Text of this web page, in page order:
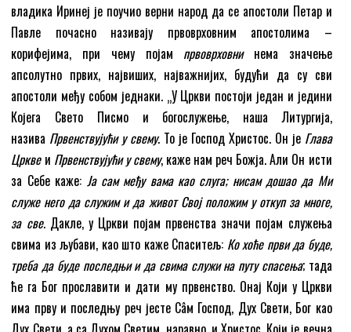
владика Иринеј је поучио верни народ да се апостоли Петар и
Павле почасно називају првоврховним апостолима –
корифејима, при чему појам првоврховнинема значење
апсолутно првих, највиших, најважнијих, будући да су сви
апостоли међу собом једнаки. „У Цркви постоји један и једини
Којега Свето Писмо и богослужење, наша Литургија,
назива Првенствујући у свему. То је Господ Христос. Он је Глава
Црквеи Првенствујући у свему, каже нам реч Божја. Али Он исти
за Себе каже: Ја сам међу вама као слуга; нисам дошао да Ми
служе него да служим и да живот Свој положим у откуп за многе,
за све. Дакле, у Цркви појам првенства значи појам служења
свима из љубави, као што каже Спаситељ: Ко хоће први да буде,
треба да буде последњи и да свима служи на путу спасења; тада
ће га Бог прославити и дати му првенство. Онај Који у Цркви
има прву и последњу реч јесте Сâм Господ, Дух Свети, Бог као